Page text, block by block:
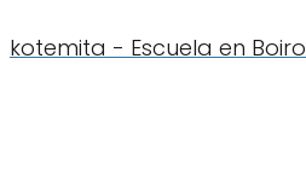
kotemita - Escuela en Boiro